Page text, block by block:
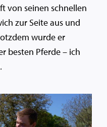
von seinen schnellen
zur Seite aus und
wurde er
besten Pferde – ich